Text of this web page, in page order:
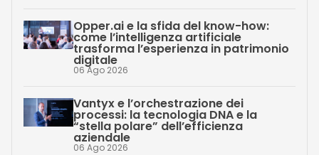
Opper.ai e la sfida del know-how:
come l’intelligenza artificiale
trasforma l’esperienza in patrimonio
digitale
06 Ago 2026
Vantyx e l’orchestrazione dei
processi: la tecnologia DNA e la
“stella polare” dell’efficienza
aziendale
06 Ago 2026